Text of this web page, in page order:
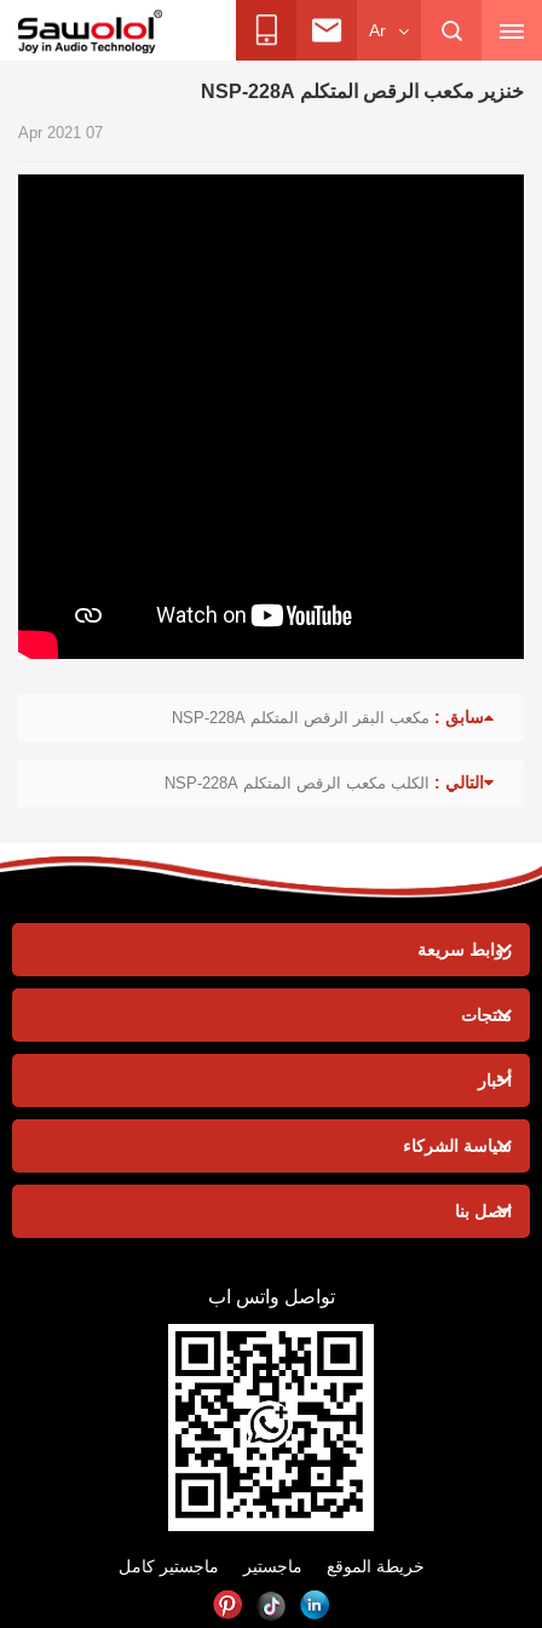
Ar
خنزير مكعب الرقص المتكلم NSP-228A
07 Apr 2021
سابق : مكعب البقر الرقص المتكلم NSP-228A
التالي : الكلب مكعب الرقص المتكلم NSP-228A
روابط سريعة
منتجات
أخبار
سياسة الشركاء
اتصل بنا
تواصل واتس اب
خريطة الموقع ماجستير ماجستير كامل